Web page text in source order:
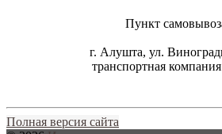
Пункт
г. Алушта, ул.
транспортная
Полная версия сайта